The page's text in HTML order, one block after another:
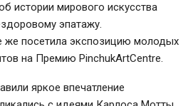
истории мирового искусства
эпатажу.
же посетила экспозицию молодых
на Премию PinchukArtCentre.
яркое впечатление